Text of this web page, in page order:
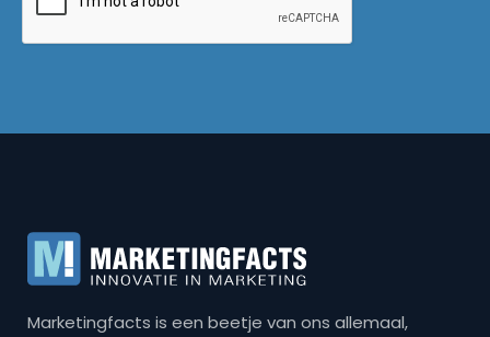
Marketingfacts is een beetje van ons allemaal,